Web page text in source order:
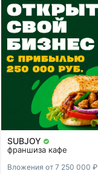
SUBJOY
франшиза кафе
Вложения от 7 250 000 ₽